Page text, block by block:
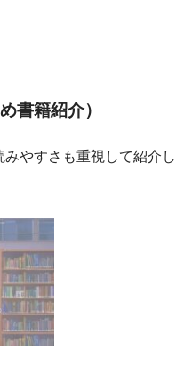
書籍紹介）
やすさも重視して紹介し